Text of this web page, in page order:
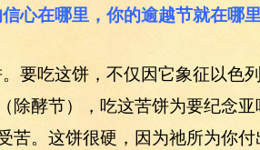
心在哪里，你的逾越节就在哪里
除酵节），吃这苦饼为要纪念
苦。这饼很硬，因为祂所为你